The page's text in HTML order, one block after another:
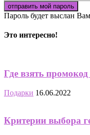
Пароль будет выслан
Это интересно!
Где взять
Подарки 16.06.2022
Критерии выбора